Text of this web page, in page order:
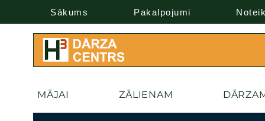
Sākums Pakalpojumi
MĀJAI ZĀLIENAM